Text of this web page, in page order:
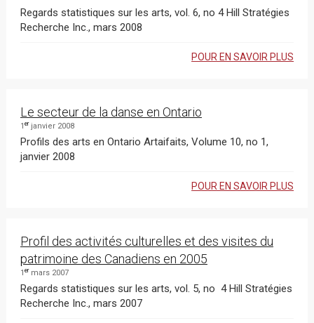
Regards statistiques sur les arts, vol. 6, no 4 Hill Stratégies
Recherche Inc., mars 2008
POUR EN SAVOIR PLUS
Le secteur de la danse en Ontario
1 erjanvier 2008
Profils des arts en Ontario Artaifaits, Volume 10, no 1,
janvier 2008
POUR EN SAVOIR PLUS
Profil des activités culturelles et des visites du
patrimoine des Canadiens en 2005
1 ermars 2007
Regards statistiques sur les arts, vol. 5, no 4 Hill Stratégies
Recherche Inc., mars 2007